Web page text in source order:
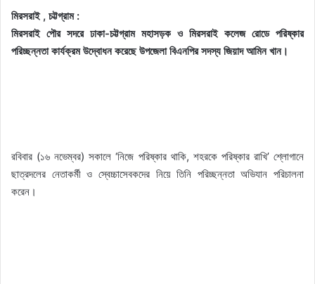
মিরসরাই , চট্টগ্রাম :
মিরসরাই পৌর সদরে ঢাকা-চট্টগ্রাম মহাসড়ক ও মিরসরাই কলেজ রোডে পরিষ্কার
পরিচ্ছন্নতা কার্যক্রম উদ্বোধন করেছে উপজেলা বিএনপির সদস্য জিয়াদ আমিন খান।
রবিবার (১৬ নভেম্বর) সকালে ‘নিজে পরিষ্কার থাকি, শহরকে পরিষ্কার রাখি’ শ্লোগানে
ছাত্রদলের নেতাকর্মী ও স্বেচ্চাসেবকদের নিয়ে তিনি পরিচ্ছন্নতা অভিযান পরিচালনা
করেন।